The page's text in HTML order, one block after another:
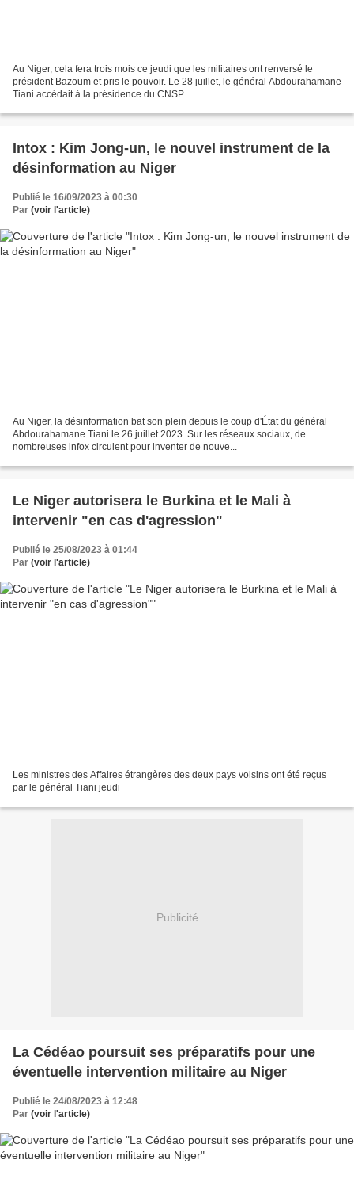
Au Niger, cela fera trois mois ce jeudi que les militaires ont renversé le
président Bazoum et pris le pouvoir. Le 28 juillet, le général Abdourahamane
Tiani accédait à la présidence du CNSP...
Intox : Kim Jong-un, le nouvel instrument de la
désinformation au Niger
Publié le 16/09/2023 à 00:30
Par (voir l'article)
Au Niger, la désinformation bat son plein depuis le coup d'État du général
Abdourahamane Tiani le 26 juillet 2023. Sur les réseaux sociaux, de
nombreuses infox circulent pour inventer de nouve...
Le Niger autorisera le Burkina et le Mali à
intervenir "en cas d'agression"
Publié le 25/08/2023 à 01:44
Par (voir l'article)
Les ministres des Affaires étrangères des deux pays voisins ont été reçus
par le général Tiani jeudi
Publicité
La Cédéao poursuit ses préparatifs pour une
éventuelle intervention militaire au Niger
Publié le 24/08/2023 à 12:48
Par (voir l'article)